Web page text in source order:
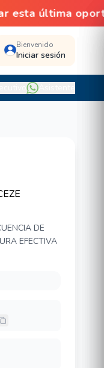
última
Bienvenido
Iniciar sesión
DE
EFECTIVA